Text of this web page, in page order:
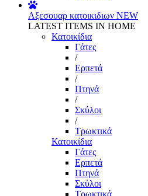
Αξεσουαρ κατοικιδιων NEW
LATEST ITEMS IN HOME
Κατοικίδια
Γάτες
/
Ερπετά
/
Πτηνά
/
Σκύλοι
/
Τρωκτικά
Κατοικίδια
Γάτες
Ερπετά
Πτηνά
Σκύλοι
Τρωκτικά